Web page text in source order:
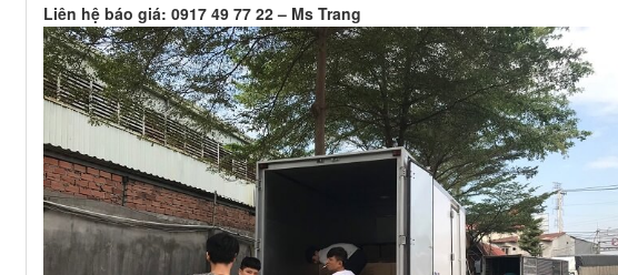
Liên hệ báo giá: 0917 49 77 22 – Ms Trang